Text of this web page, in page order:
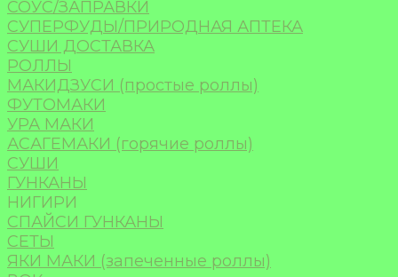
СОУС/ЗАПРАВКИ
СУПЕРФУДЫ/ПРИРОДНАЯ АПТЕКА
СУШИ ДОСТАВКА
РОЛЛЫ
МАКИДЗУСИ (простые роллы)
ФУТОМАКИ
УРА МАКИ
АСАГЕМАКИ (горячие роллы)
СУШИ
ГУНКАНЫ
НИГИРИ
СПАЙСИ ГУНКАНЫ
СЕТЫ
ЯКИ МАКИ (запеченные роллы)